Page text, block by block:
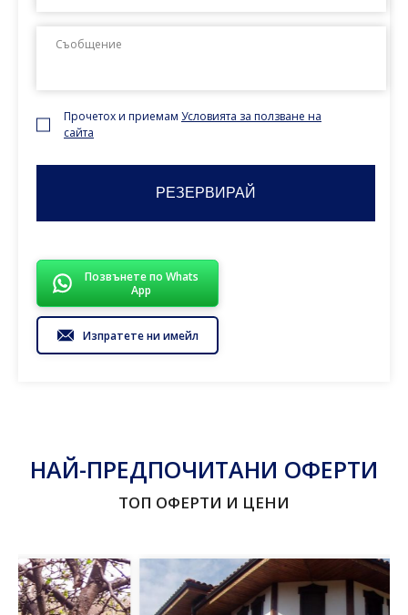
Прочетох и приемам Условията за ползване на
сайта
Позвънете по Whats
App
Изпратете ни имейл
НАЙ-ПРЕДПОЧИТАНИ ОФЕРТИ
ТОП ОФЕРТИ И ЦЕНИ